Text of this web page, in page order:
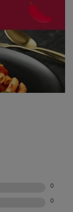
0
0